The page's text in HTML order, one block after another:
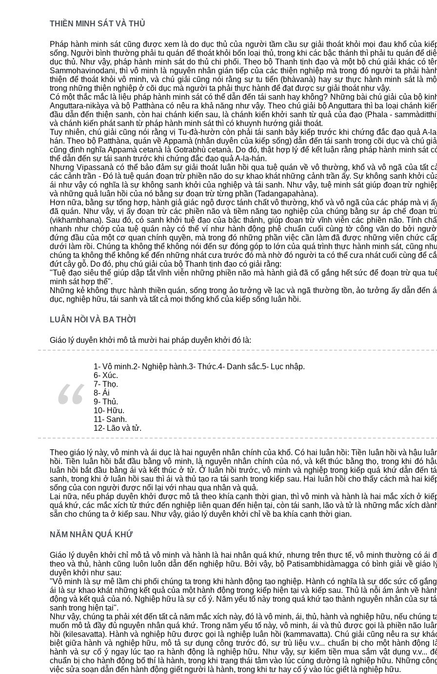
THIỀN MINH SÁT VÀ THỦ
Pháp hành minh sát cũng được xem là do dục thủ của người tầm cầu sự giải thoát khỏi mọi đau khổ của
sống. Người bình thường phải tu quán để thoát khỏi bốn loại thủ, trong khi các bậc thánh thì phải tu quán để
dục thủ. Như vậy, pháp hành minh sát do thủ chi phối. Theo bộ Thanh tịnh đạo và một bộ chú giải khác có
Sammohavinodani, thì vô minh là nguyên nhân gián tiếp của các thiện nghiệp mà trong đó người ta phải
thiện để thoát khỏi vô minh, và chú giải cũng nói rằng sự tu tiến (bhàvanà) hay sự thực hành minh sát là
trong những thiện nghiệp ở cõi dục mà người ta phải thực hành để đạt được sự giải thoát như vậy.
Có một thắc mắc là liệu pháp hành minh sát có thể dẫn đến tái sanh hay không? Những bài chú giải của bộ
Anguttara-nikàya và bộ Patthàna có nêu ra khả năng như vậy. Theo chú giải bộ Anguttara thì ba loại chánh
đầu dẫn đến thiện sanh, còn hai chánh kiến sau, là chánh kiến khởi sanh từ quả của đạo (Phala -
và chánh kiến phát sanh từ pháp hành minh sát thì có khuynh hướng giải thoát.
Tuy nhiên, chú giải cũng nói rằng vị Tu-đà-hườn còn phải tái sanh bảy kiếp trước khi chứng đắc đạo quả A-
hán. Theo bộ Patthàna, quán về Appamà (nhân duyên của kiếp sống) dẫn đến tái sanh trong cõi dục và chú
cũng định nghĩa Appamà cetanà là Gotrabhù cetanà. Do đó, thật hợp lý để kết luận rằng pháp hành minh sát
thể dẫn đến sự tái sanh trước khi chứng đắc đạo quả A-la-hán.
Nhưng Vipassanà có thể bảo đảm sự giải thoát luân hồi qua tuệ quán về vô thường, khổ và vô ngã của tất
các cảnh trần - Ðó là tuệ quán đoạn trừ phiền não do sự khao khát những cảnh trần ấy. Sự không sanh khởi
ái như vậy có nghĩa là sự không sanh khởi của nghiệp và tái sanh. Như vậy, tuệ minh sát giúp đoạn trừ
và những quả luân hồi của nó bằng sự đoạn trừ từng phần (Tadangapahàna).
Hơn nữa, bằng sự tổng hợp, hành giả giác ngộ được tánh chất vô thường, khổ và vô ngã của các pháp mà vị
đã quán. Như vậy, vị ấy đoạn trừ các phiền não và tiềm năng tạo nghiệp của chúng bằng sự áp chế đoạn
(vikhambhana). Sau đó, có sanh khởi tuệ đạo của bậc thánh, giúp đoạn trừ vĩnh viễn các phiền não. Tính
nhanh như chớp của tuệ quán này có thể ví như hành động phê chuẩn cuối cùng tờ công văn do bởi
đứng đầu của một cơ quan chính quyền, mà trong đó những phần việc cần làm đã được những viên chức
dưới làm rồi. Chúng ta không thể không nói đến sự đóng góp to lớn của quá trình thực hành minh sát, cũng
chúng ta không thể không kể đến những nhát cưa trước đó mà nhờ đó người ta có thể cưa nhát cuối cùng để
đứt cây gỗ. Do đó, phụ chú giải của bộ Thanh tịnh đạo có giải rằng:
"Tuệ đạo siêu thế giúp dập tắt vĩnh viễn những phiền não mà hành giả đã cố gắng hết sức để đoạn trừ qua
minh sát hợp thế".
Những kẻ không thực hành thiền quán, sống trong ảo tưởng về lạc và ngã thường tồn, ảo tưởng ấy dẫn đến
dục, nghiệp hữu, tái sanh và tất cả mọi thống khổ của kiếp sống luân hồi.
LUÂN HỒI VÀ BA THỜI
Giáo lý duyên khởi mô tả mười hai pháp duyên khởi đó là:
1- Vô minh.2- Nghiệp hành.3- Thức.4- Danh sắc.5- Lục nhập.
6- Xúc.
7- Thọ.
8- Ái
9- Thủ.
10- Hữu.
11- Sanh.
12- Lão và tử.
Theo giáo lý này, vô minh và ái dục là hai nguyên nhân chính của khổ. Có hai luân hồi: Tiền luân hồi và hậu
hồi. Tiền luân hồi bắt đầu bằng vô minh, là nguyên nhân chính của nó, và kết thúc bằng thọ, trong khi đó
luân hồi bắt đầu bằng ái và kết thúc ở tử. Ở luân hồi trước, vô minh và nghiệp trong kiếp quá khứ dẫn đến
sanh, trong khi ở luân hồi sau thì ái và thủ tạo ra tái sanh trong kiếp sau. Hai luân hồi cho thấy cách mà hai
sống của con người được nối lại với nhau qua nhân và quả.
Lại nữa, nếu pháp duyên khởi được mô tả theo khía cạnh thời gian, thì vô minh và hành là hai mắc xích ở
quá khứ, các mắc xích từ thức đến nghiệp liên quan đến hiện tại, còn tái sanh, lão và tử là những mắc xích
sẵn cho chúng ta ở kiếp sau. Như vậy, giáo lý duyên khởi chỉ về ba khía cạnh thời gian.
NĂM NHÂN QUÁ KHỨ
Giáo lý duyên khởi chỉ mô tả vô minh và hành là hai nhân quá khứ, nhưng trên thực tế, vô minh thường có ái
theo và thủ, hành cũng luôn luôn dẫn đến nghiệp hữu. Bởi vậy, bộ Patisambhidàmagga có bình giải về giáo
duyên khởi như sau:
"Vô minh là sự mê lầm chi phối chúng ta trong khi hành động tạo nghiệp. Hành có nghĩa là sự dốc sức cố
ái là sự khao khát những kết quả của một hành động trong kiếp hiện tại và kiếp sau. Thủ là nỗi ám ảnh về
động và kết quả của nó. Nghiệp hữu là sự cố ý. Năm yếu tố này trong quá khứ tạo thành nguyên nhân của sự
sanh trong hiện tại".
Như vậy, chúng ta phải xét đến tất cả năm mắc xích này, đó là vô minh, ái, thủ, hành và nghiệp hữu, nếu chúng
muốn mô tả đầy đủ nguyên nhân quá khứ. Trong năm yếu tố này, vô minh, ái và thủ được gọi là phiền não
hồi (kilesavatta). Hành và nghiệp hữu được gọi là nghiệp luân hồi (kammavatta). Chú giải cũng nêu ra sự
biệt giữa hành và nghiệp hữu, mô tả sự dụng công trước đó, sự trù liệu v.v... chuẩn bị cho một hành động
hành và sự cố ý ngay lúc tạo ra hành động là nghiệp hữu. Như vậy, sự kiếm tiền mua sắm vật dụng v.v...
chuẩn bị cho hành động bố thí là hành, trong khi trạng thái tâm vào lúc cúng dường là nghiệp hữu. Những
việc sửa soạn dẫn đến hành động giết người là hành, trong khi tư hay cố ý vào lúc giết là nghiệp hữu.